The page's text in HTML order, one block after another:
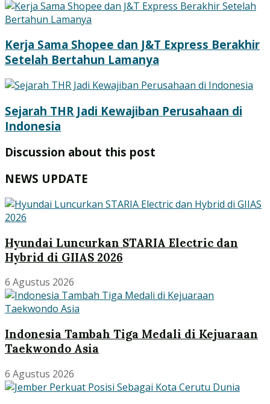
Kerja Sama Shopee dan J&T Express Berakhir
Setelah Bertahun Lamanya
Sejarah THR Jadi Kewajiban Perusahaan di
Indonesia
Discussion about this post
NEWS UPDATE
Hyundai Luncurkan STARIA Electric dan
Hybrid di GIIAS 2026
6 Agustus 2026
Indonesia Tambah Tiga Medali di Kejuaraan
Taekwondo Asia
6 Agustus 2026